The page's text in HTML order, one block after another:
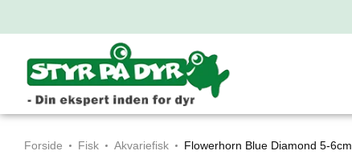
Forside Fisk Akvariefisk Flowerhorn Blue Diamond 5-6cm.